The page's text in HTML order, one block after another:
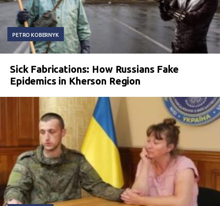
PETRO KOBERNYK
Sick Fabrications: How Russians Fake
Epidemics in Kherson Region